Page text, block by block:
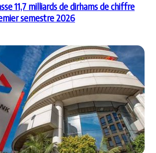
11,7 milliards de dirhams de chiffre
semestre 2026